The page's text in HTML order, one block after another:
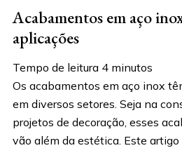
Acabamentos em aço
aplicações
Tempo de leitura 4 minutos
Os acabamentos em aço inox
em diversos setores. Seja na
projetos de decoração, esses
vão além da estética. Este